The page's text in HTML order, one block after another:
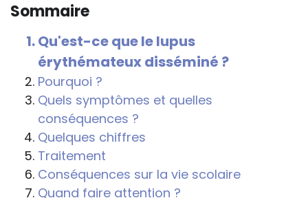
conséquences de la maladie ou du
handicap sur les apprentissages, cela ne
passe pas forcément pas l’exposé du
diagnostic en tant que tel.
Cette information doit être adaptée par
chacun, dans le respect de l’individu en
particulier, enfant et adulte, et prendre en
compte la variabilité d’une même
maladie ou handicap selon chaque
enfant.
Sommaire
Qu'est-ce que le lupus
érythémateux disséminé ?
Pourquoi ?
Quels symptômes et quelles
conséquences ?
Quelques chiffres
Traitement
Conséquences sur la vie scolaire
Quand faire attention ?